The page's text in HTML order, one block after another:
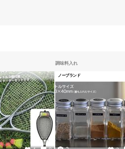
調味料入れ
ノーブランド